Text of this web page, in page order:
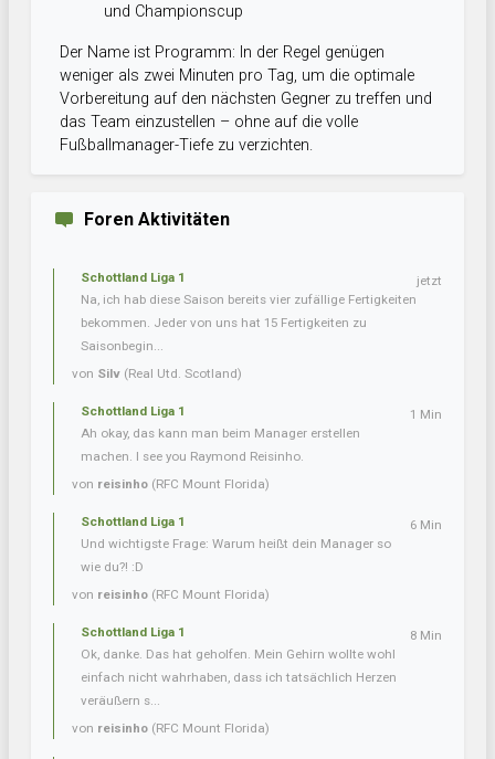
und Championscup
Der Name ist Programm: In der Regel genügen
weniger als zwei Minuten pro Tag, um die optimale
Vorbereitung auf den nächsten Gegner zu treffen und
das Team einzustellen – ohne auf die volle
Fußballmanager-Tiefe zu verzichten.
Foren Aktivitäten
Schottland Liga 1
Na, ich hab diese Saison bereits vier zufällige Fertigkeiten
bekommen. Jeder von uns hat 15 Fertigkeiten zu
Saisonbegin...
von Silv (Real Utd. Scotland)
jetzt
Schottland Liga 1
Ah okay, das kann man beim Manager erstellen
machen. I see you Raymond Reisinho.
von reisinho (RFC Mount Florida)
1 Min
Schottland Liga 1
Und wichtigste Frage: Warum heißt dein Manager so
wie du?! :D
von reisinho (RFC Mount Florida)
6 Min
Schottland Liga 1
Ok, danke. Das hat geholfen. Mein Gehirn wollte wohl
einfach nicht wahrhaben, dass ich tatsächlich Herzen
veräußern s...
von reisinho (RFC Mount Florida)
8 Min